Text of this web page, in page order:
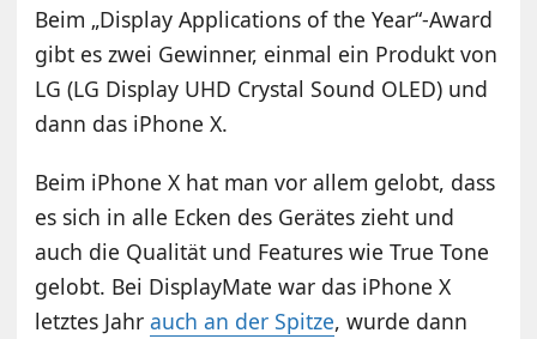
Beim „Display Applications of the Year“-Award
gibt es zwei Gewinner, einmal ein Produkt von
LG (LG Display UHD Crystal Sound OLED) und
dann das iPhone X.
Beim iPhone X hat man vor allem gelobt, dass
es sich in alle Ecken des Gerätes zieht und
auch die Qualität und Features wie True Tone
gelobt. Bei DisplayMate war das iPhone X
letztes Jahrauch an der Spitze, wurde dann